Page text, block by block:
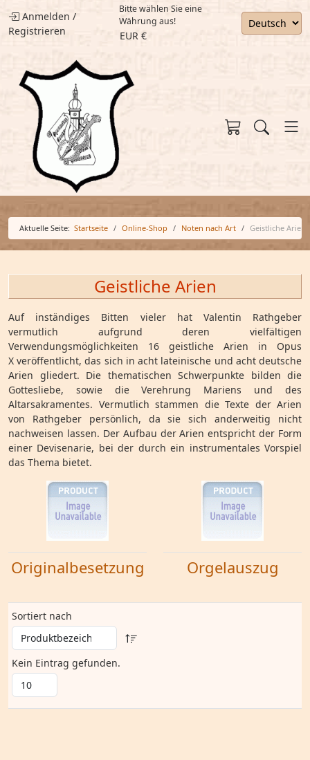
Anmelden /
Registrieren
Bitte wählen Sie eine
Währung aus!
EUR €
Aktuelle Seite: Startseite Online-Shop Noten nach Art Geistliche Arien
Geistliche Arien
Auf inständiges Bitten vieler hat Valentin Rathgeber
vermutlich aufgrund deren vielfältigen
Verwendungsmöglichkeiten 16 geistliche Arien in Opus
X veröffentlicht, das sich in acht lateinische und acht deutsche
Arien gliedert. Die thematischen Schwerpunkte bilden die
Gottesliebe, sowie die Verehrung Mariens und des
Altarsakramentes. Vermutlich stammen die Texte der Arien
von Rathgeber persönlich, da sie sich anderweitig nicht
nachweisen lassen. Der Aufbau der Arien entspricht der Form
einer Devisenarie, bei der durch ein instrumentales Vorspiel
das Thema bietet.
Originalbesetzung Orgelauszug
Sortiert nach
Kein Eintrag gefunden.